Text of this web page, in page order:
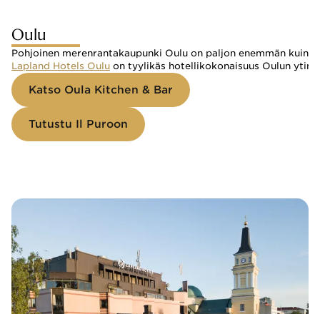
Oulu
Pohjoinen merenrantakaupunki Oulu on paljon enemmän
Lapland Hotels Oulu on tyylikäs hotellikokonaisuus Oulun
Katso Oula Kitchen & Bar
Tutustu Il Puroon